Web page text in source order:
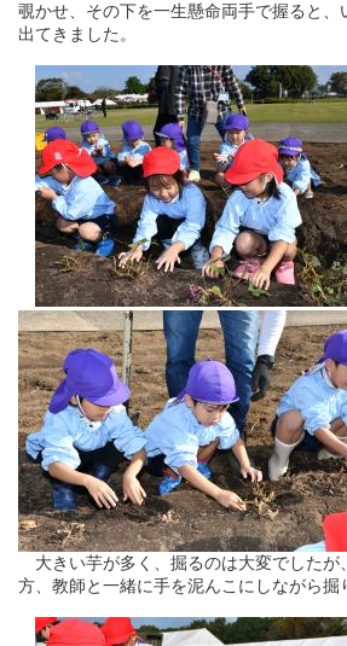
覗かせ、その下を一生懸命両手で握ると、
出てきました。
大きい芋が多く、掘るのは大変でしたが
方、教師と一緒に手を泥んこにしながら掘